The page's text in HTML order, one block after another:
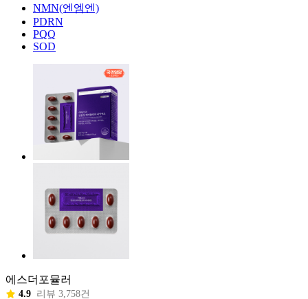
NMN(엔엠엔)
PDRN
PQQ
SOD
에스더포뮬러
4.9 리뷰 3,758건